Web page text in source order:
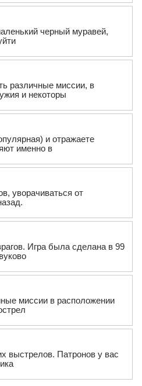
черный муравей,
различные миссии, в
и некоторы
и отражаете
именно в
уворачиваться от
Игра была сделана в 99
миссии в расположении
выстрелов. Патронов у вас